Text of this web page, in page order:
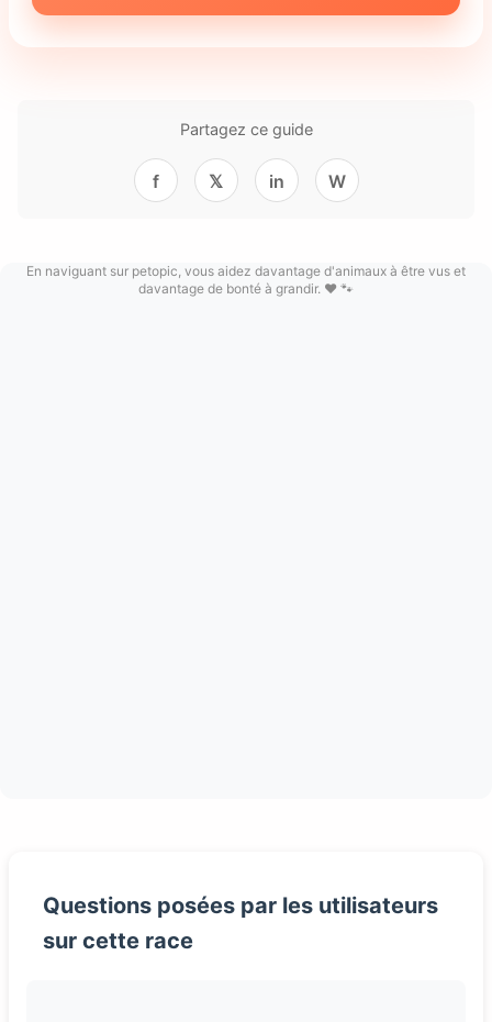
Partagez ce guide
f 𝕏 in W
En naviguant sur petopic, vous aidez davantage d'animaux à être vus et
davantage de bonté à grandir. ❤️ 🐾
Questions posées par les utilisateurs
sur cette race